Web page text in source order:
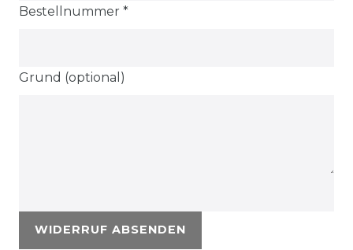
Bestellnummer *
Grund (optional)
WIDERRUF ABSENDEN